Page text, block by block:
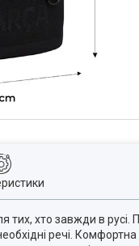
хто завжди в русі.
речі.